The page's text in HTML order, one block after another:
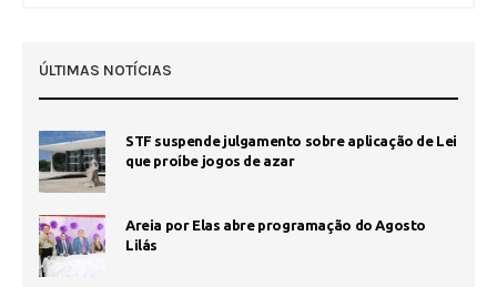
ÚLTIMAS NOTÍCIAS
STF suspende julgamento sobre aplicação de Lei
que proíbe jogos de azar
Areia por Elas abre programação do Agosto
Lilás